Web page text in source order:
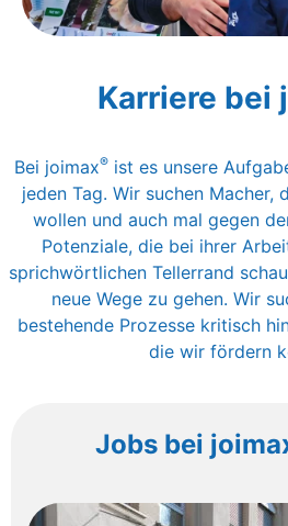
Karriere bei
Bei joimax® ist es unsere
jeden Tag. Wir suchen Macher,
wollen und auch mal gegen
Potenziale, die bei ihrer
sprichwörtlichen Tellerrand
neue Wege zu gehen. Wir
bestehende Prozesse kritisch
die wir fördern
Jobs bei